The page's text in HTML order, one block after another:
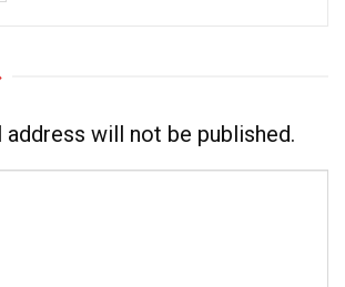
address will not be published.